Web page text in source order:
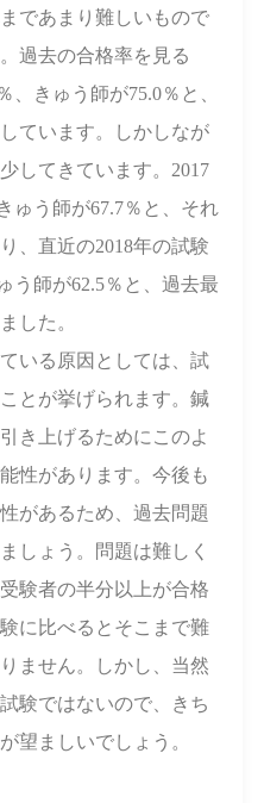
であまり難しいもので
過去の合格率を見る
、きゅう師が75.0％と、
ています。しかしなが
してきています。2017
ゅう師が67.7％と、それ
、直近の2018年の試験
う師が62.5％と、過去最
した。
いる原因としては、試
とが挙げられます。鍼
き上げるためにこのよ
性があります。今後も
があるため、過去問題
しょう。問題は難しく
験者の半分以上が合格
に比べるとそこまで難
ません。しかし、当然
験ではないので、きち
望ましいでしょう。